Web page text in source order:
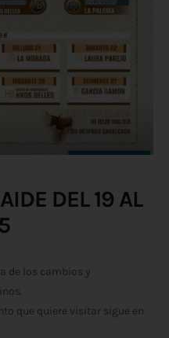
DEL 19 AL
de los cambios y
que quiere visitar sigue en